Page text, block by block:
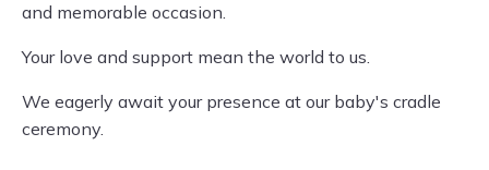
and memorable occasion.
Your love and support mean the world to us.
We eagerly await your presence at our baby's cradle
ceremony.